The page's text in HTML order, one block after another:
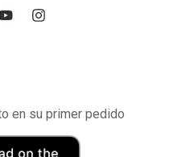
en su primer pedido